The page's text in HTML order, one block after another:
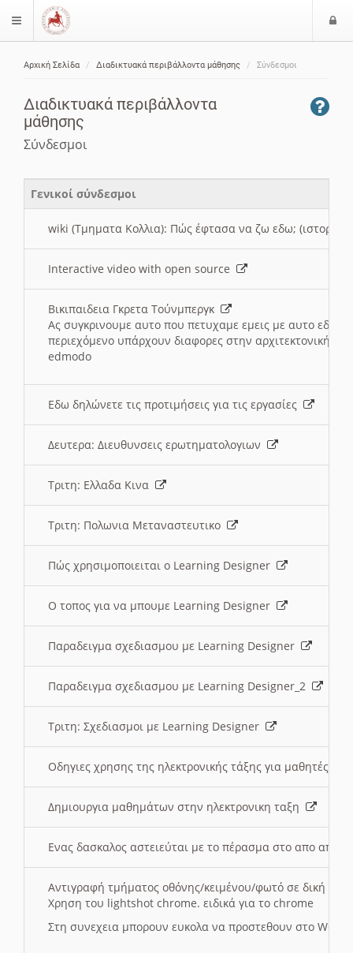
$langMenu
Αρχική Σελίδα Διαδικτυακά περιβάλλοντα μάθησης Σύνδεσμοι
Διαδικτυακά περιβάλλοντα
μάθησης
Σύνδεσμοι
Γενικοί σύνδεσμοι
wiki (Τμηματα Κολλια): Πώς έφτασα να ζω εδω; (ιστορια)
Interactive video with open source
Βικιπαιδεια Γκρετα Τούνμπεργκ
Ας συγκρινουμε αυτο που πετυχαμε εμεις με αυτο εδω
περιεχόμενο υπάρχουν διαφορες στην αρχιτεκτονική
edmodo
Εδω δηλώνετε τις προτιμήσεις για τις εργασίες
Δευτερα: Διευθυνσεις ερωτηματολογιων
Τριτη: Ελλαδα Κινα
Τριτη: Πολωνια Μεταναστευτικο
Πώς χρησιμοποιειται ο Learning Designer
O τοπος για να μπουμε Learning Designer
Παραδειγμα σχεδιασμου με Learning Designer
Παραδειγμα σχεδιασμου με Learning Designer_2
Τριτη: Σχεδιασμοι με Learning Designer
Οδηγιες χρησης της ηλεκτρονικής τάξης για μαθητές
Δημιουργια μαθημάτων στην ηλεκτρονικη ταξη
Ενας δασκαλος αστειεύται με το πέρασμα στο απο
Αντιγραφή τμήματος οθόνης/κειμένου/φωτό σε δική
Χρηση του lightshot chrome. ειδικά για το chrome
Στη συνεχεια μπορουν ευκολα να προστεθουν στο Word